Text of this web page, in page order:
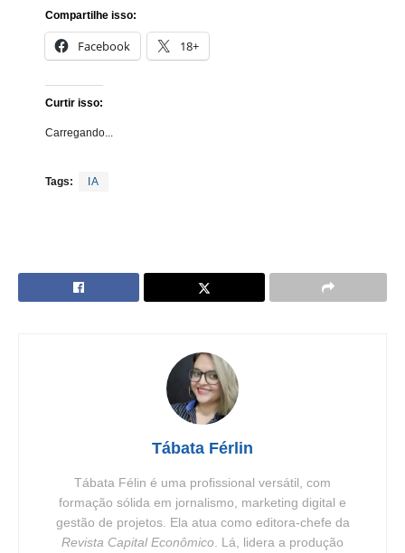
Compartilhe isso:
Facebook 18+
Curtir isso:
Carregando...
Tags: IA
Tábata Férlin
Tábata Félin é uma profissional versátil, com
formação sólida em jornalismo, marketing digital e
gestão de projetos. Ela atua como editora-chefe da
Revista Capital Econômico . Lá, lidera a produção